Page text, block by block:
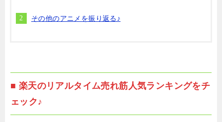
その他のアニメを振り返る♪
■ 楽天のリアルタイム売れ筋人気ランキングをチ
ェック♪